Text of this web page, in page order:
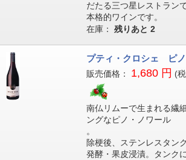
だたる三つ星レストラン
本格的ワインです。
在庫： 残りあと 2
プティ・クロシェ ピ
販売価格： 1,680 円 (
南仏リムーで生まれる繊
ングなピノ・ノワール
。
除梗後、ステンレスタン
発酵・果皮浸漬。タンク